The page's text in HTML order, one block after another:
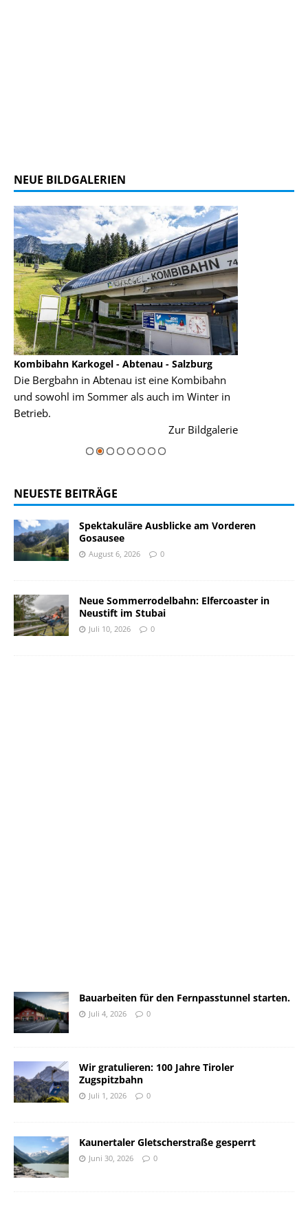
NEUE BILDGALERIEN
Kombibahn Karkogel - Abtenau - Salzburg
Die Bergbahn in Abtenau ist eine Kombibahn
und sowohl im Sommer als auch im Winter in
Betrieb.
Zur Bildgalerie
NEUESTE BEITRÄGE
Spektakuläre Ausblicke am Vorderen
Gosausee
August 6, 2026 0
Neue Sommerrodelbahn: Elfercoaster in
Neustift im Stubai
Juli 10, 2026 0
Bauarbeiten für den Fernpasstunnel starten.
Juli 4, 2026 0
Wir gratulieren: 100 Jahre Tiroler
Zugspitzbahn
Juli 1, 2026 0
Kaunertaler Gletscherstraße gesperrt
Juni 30, 2026 0